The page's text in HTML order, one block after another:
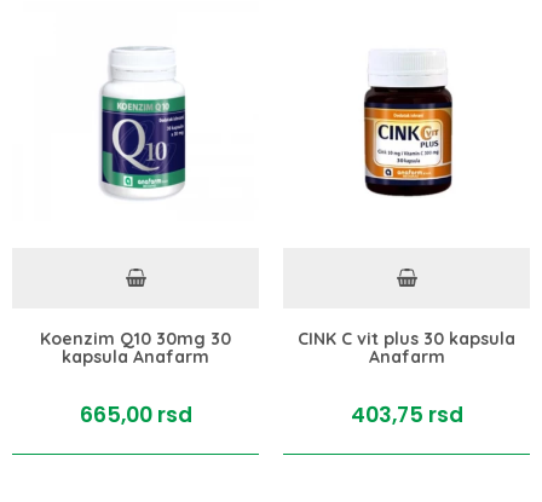
Koenzim Q10 30mg 30
kapsula Anafarm
665,00 rsd
CINK C vit plus 30 kapsula
Anafarm
403,75 rsd